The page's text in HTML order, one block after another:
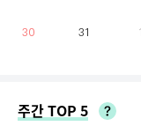
30 31 1
주간 TOP 5